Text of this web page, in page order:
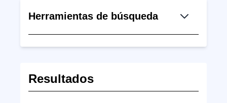
Herramientas de búsqueda
Resultados